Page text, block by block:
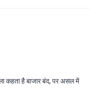
कहता है बाजार बंद, पर असल में